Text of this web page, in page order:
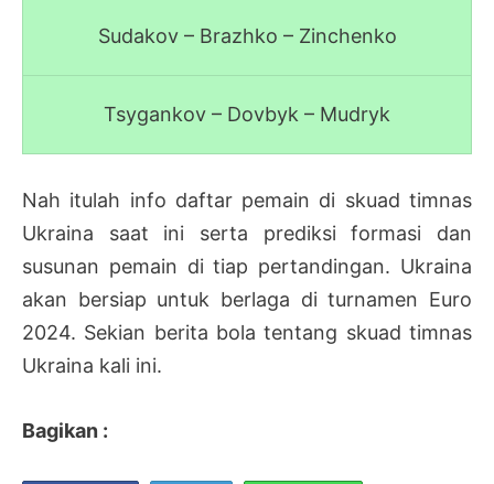
Sudakov – Brazhko – Zinchenko
Tsygankov – Dovbyk – Mudryk
Nah itulah info daftar pemain di skuad timnas
Ukraina saat ini serta prediksi formasi dan
susunan pemain di tiap pertandingan. Ukraina
akan bersiap untuk berlaga di turnamen Euro
2024. Sekian berita bola tentang skuad timnas
Ukraina kali ini.
Bagikan :